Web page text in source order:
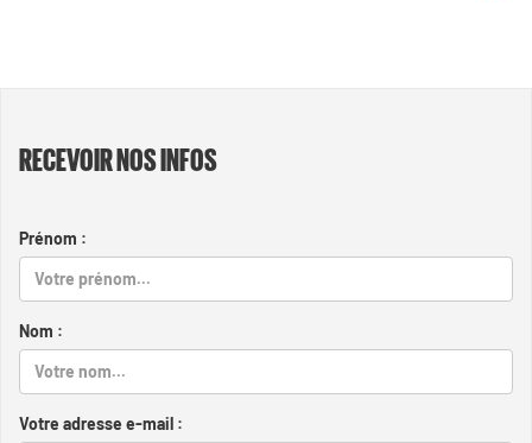
RECEVOIR NOS INFOS
Prénom :
Nom :
Votre adresse e-mail :